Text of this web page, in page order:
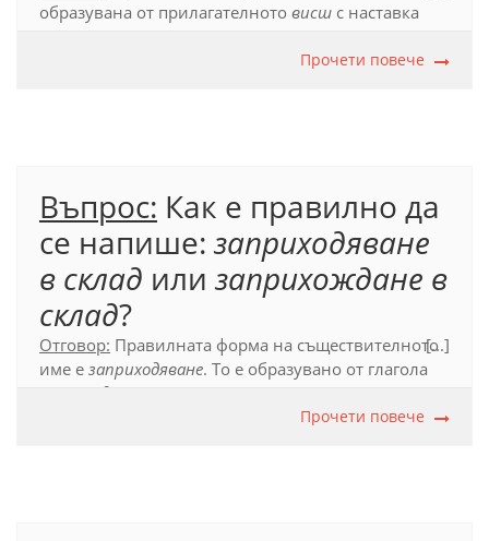
образувана от прилагателното висш с наставка
Прочети повече
Въпрос: Как е правилно да
се напише: заприходяване
в склад или заприхождане в
склад?
Отговор: Правилната форма на съществителното
име е заприходяване. То е образувано от глагола
заприходявам
[...]
Прочети повече